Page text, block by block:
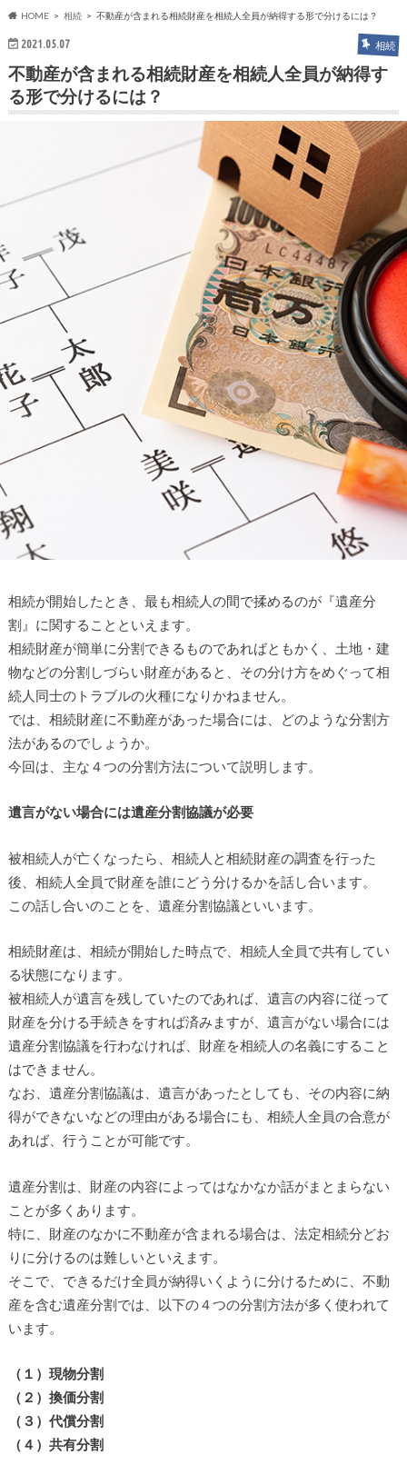
HOME 相続 不動産が含まれる相続財産を相続人全員が納得する形で分けるには？
2021.05.07 相続
不動産が含まれる相続財産を相続人全員が納得す
る形で分けるには？
相続が開始したとき、最も相続人の間で揉めるのが『遺産分
割』に関することといえます。
相続財産が簡単に分割できるものであればともかく、土地・建
物などの分割しづらい財産があると、その分け方をめぐって相
続人同士のトラブルの火種になりかねません。
では、相続財産に不動産があった場合には、どのような分割方
法があるのでしょうか。
今回は、主な４つの分割方法について説明します。
遺言がない場合には遺産分割協議が必要
被相続人が亡くなったら、相続人と相続財産の調査を行った
後、相続人全員で財産を誰にどう分けるかを話し合います。
この話し合いのことを、遺産分割協議といいます。
相続財産は、相続が開始した時点で、相続人全員で共有してい
る状態になります。
被相続人が遺言を残していたのであれば、遺言の内容に従って
財産を分ける手続きをすれば済みますが、遺言がない場合には
遺産分割協議を行わなければ、財産を相続人の名義にすること
はできません。
なお、遺産分割協議は、遺言があったとしても、その内容に納
得ができないなどの理由がある場合にも、相続人全員の合意が
あれば、行うことが可能です。
遺産分割は、財産の内容によってはなかなか話がまとまらない
ことが多くあります。
特に、財産のなかに不動産が含まれる場合は、法定相続分どお
りに分けるのは難しいといえます。
そこで、できるだけ全員が納得いくように分けるために、不動
産を含む遺産分割では、以下の４つの分割方法が多く使われて
います。
（１）現物分割
（２）換価分割
（３）代償分割
（４）共有分割